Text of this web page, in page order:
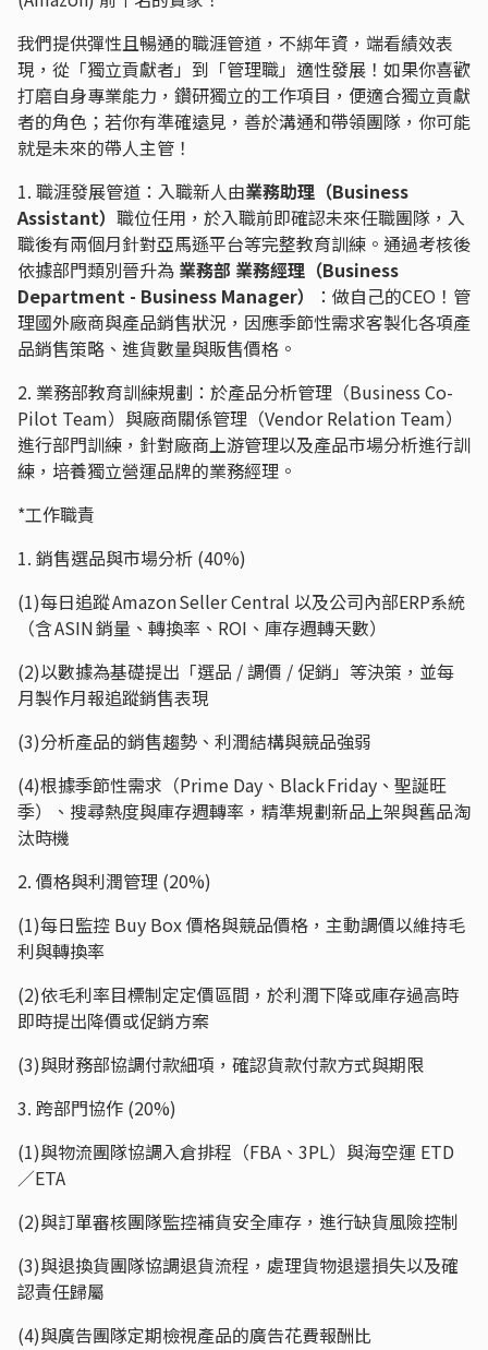
我們提供彈性且暢通的職涯管道，不綁年資，端看績效表
現，從「獨立貢獻者」到「管理職」適性發展！如果你喜歡
打磨自身專業能力，鑽研獨立的工作項目，便適合獨立貢獻
者的角色；若你有準確遠見，善於溝通和帶領團隊，你可能
就是未來的帶人主管！
1. 職涯發展管道：入職新人由業務助理（Business
Assistant） 職位任用，於入職前即確認未來任職團隊，入
職後有兩個月針對亞馬遜平台等完整教育訓練。通過考核後
依據部門類別晉升為 業務部 業務經理（Business
Department - Business Manager）
：做自己的CEO！管
理國外廠商與產品銷售狀況，因應季節性需求客製化各項產
品銷售策略、進貨數量與販售價格。
2. 業務部教育訓練規劃：於產品分析管理（Business Co-
Pilot Team）與廠商關係管理（Vendor Relation Team）
進行部門訓練，針對廠商上游管理以及產品市場分析進行訓
練，培養獨立營運品牌的業務經理。
*工作職責
1. 銷售選品與市場分析 (40%)
(1)每日追蹤 Amazon Seller Central 以及公司內部ERP系統
（含 ASIN 銷量、轉換率、ROI、庫存週轉天數）
(2)以數據為基礎提出「選品 / 調價 / 促銷」等決策，並每
月製作月報追蹤銷售表現
(3)分析產品的銷售趨勢、利潤結構與競品強弱
(4)根據季節性需求（Prime Day、Black Friday、聖誕旺
季）、搜尋熱度與庫存週轉率，精準規劃新品上架與舊品淘
汰時機
2. 價格與利潤管理 (20%)
(1)每日監控 Buy Box 價格與競品價格，主動調價以維持毛
利與轉換率
(2)依毛利率目標制定定價區間，於利潤下降或庫存過高時
即時提出降價或促銷方案
(3)與財務部協調付款細項，確認貨款付款方式與期限
3. 跨部門協作 (20%)
(1)與物流團隊協調入倉排程（FBA、3PL）與海空運 ETD
／ETA
(2)與訂單審核團隊監控補貨安全庫存，進行缺貨風險控制
(3)與退換貨團隊協調退貨流程，處理貨物退還損失以及確
認責任歸屬
(4)與廣告團隊定期檢視產品的廣告花費報酬比